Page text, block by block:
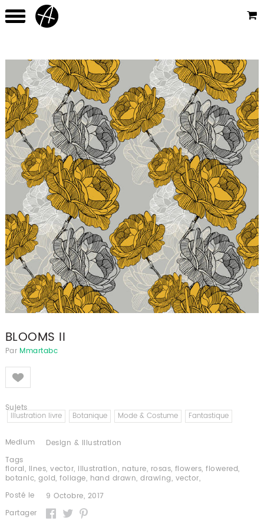
BLOOMS II
Par Mmartabc
Like
Sujets
Illustration livre Botanique Mode & Costume Fantastique
Medium
Design & Illustration
Tags
floral, lines,vector, illustration, nature, rosas,flowers,flowered,
botanic,gold,foliage, hand drawn,drawing, vector,
Posté le
9 Octobre, 2017
Partager